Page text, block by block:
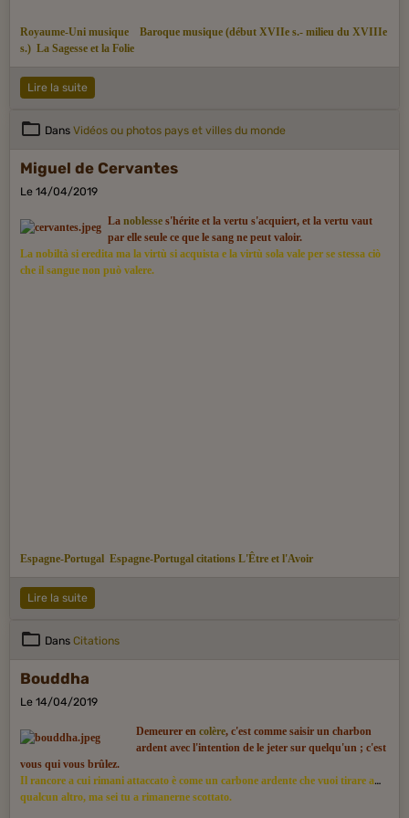
Royaume-Uni musique
Baroque musique (début XVIIe s.- milieu du XVIIIe
s.) La Sagesse et la Folie
Lire la suite
Dans Vidéos ou photos pays et villes du monde
Miguel de Cervantes
Le 14/04/2019
La noblesses'hérite et la vertu s'acquiert, et la vertu vaut
par elle seule ce que le sang ne peut valoir.
La nobiltà si eredita ma la virtù si acquista e la virtù sola vale per se stessa ciò
che il sangue non può valere.
Espagne-Portugal Espagne-Portugal citations L'Être et l'Avoir
Lire la suite
Dans Citations
Bouddha
Le 14/04/2019
Demeurer en colère, c'est comme saisir un charbon
ardent avec l'intention de le jeter sur quelqu'un ; c'est
vous qui vous brûlez.
Il rancore a cui rimani attaccato è come un carbone ardente che vuoi tirare a
qualcun altro, ma sei tu a rimanerne scottato.